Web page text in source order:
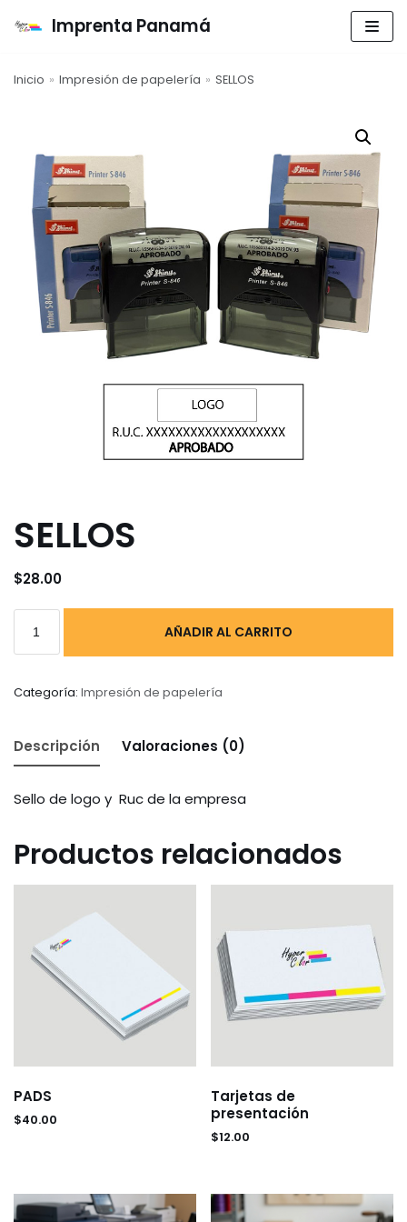
contenido
Imprenta Panamá
Inicio » Impresión de papelería » SELLOS
SELLOS
$28.00
AÑADIR AL CARRITO
Categoría: Impresión de papelería
Descripción Valoraciones (0)
Sello de logo y Ruc de la empresa
Productos relacionados
PADS
$40.00
Tarjetas de
presentación
$12.00